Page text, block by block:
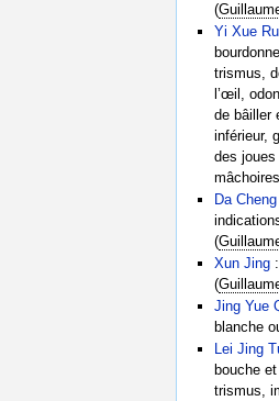
(
Yi Xue
trismus,
l’œil,
de bâiller
inférieur,
des joues
Da Cheng
(
Xun Jing
(
Jing Yue
blanche
Lei Jing
bouche
trismus,